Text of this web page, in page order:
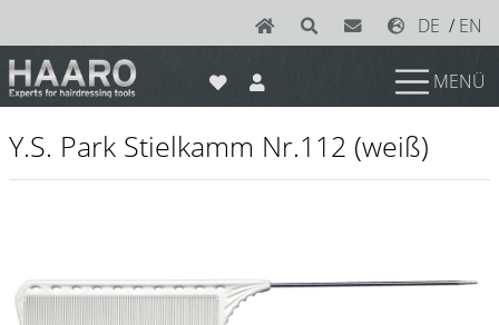
DE / EN
MENÜ
Scheren
e-kwip
Y.S. Park Stielkamm Nr.112 (weiß)